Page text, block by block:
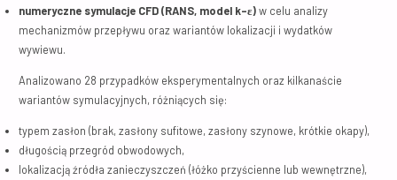
numeryczne symulacje CFD (RANS, model k–ε)w celu analizy
mechanizmów przepływu oraz wariantów lokalizacji i wydatków
wywiewu.
Analizowano 28 przypadków eksperymentalnych oraz kilkanaście
wariantów symulacyjnych, różniących się:
typem zasłon (brak, zasłony sufitowe, zasłony szynowe, krótkie okapy),
długością przegród obwodowych,
lokalizacją źródła zanieczyszczeń (łóżko przyścienne lub wewnętrzne),